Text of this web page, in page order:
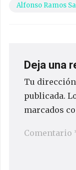
Alfonso Ramos
Deja una
Tu
publicada.
marcados